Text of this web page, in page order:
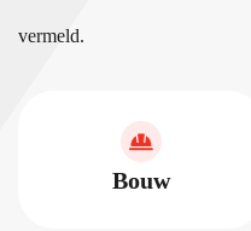
vermeld.
Bouw